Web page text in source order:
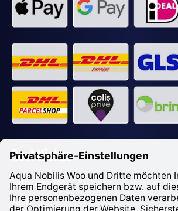
Rechtliches
Impressum
AGB